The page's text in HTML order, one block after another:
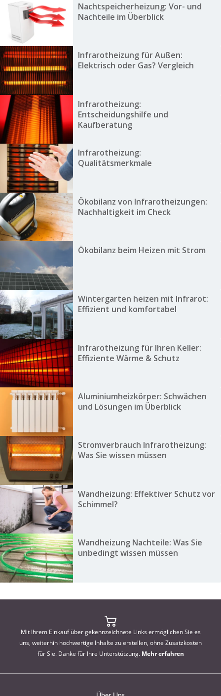
Nachtspeicherheizung: Vor- und
Nachteile im Überblick
Infrarotheizung für Außen:
Elektrisch oder Gas? Vergleich
Infrarotheizung:
Entscheidungshilfe und
Kaufberatung
Infrarotheizung:
Qualitätsmerkmale
Ökobilanz von Infrarotheizungen:
Nachhaltigkeit im Check
Ökobilanz beim Heizen mit Strom
Wintergarten heizen mit Infrarot:
Effizient und komfortabel
Infrarotheizung für Ihren Keller:
Effiziente Wärme & Schutz
Aluminiumheizkörper: Schwächen
und Lösungen im Überblick
Stromverbrauch Infrarotheizung:
Was Sie wissen müssen
Wandheizung: Effektiver Schutz vor
Schimmel?
Wandheizung Nachteile: Was Sie
unbedingt wissen müssen
Mit Ihrem Einkauf über gekennzeichnete Links ermöglichen Sie es
uns, weiterhin hochwertige Inhalte zu erstellen, ohne Zusatzkosten
für Sie. Danke für Ihre Unterstützung. Mehr erfahren